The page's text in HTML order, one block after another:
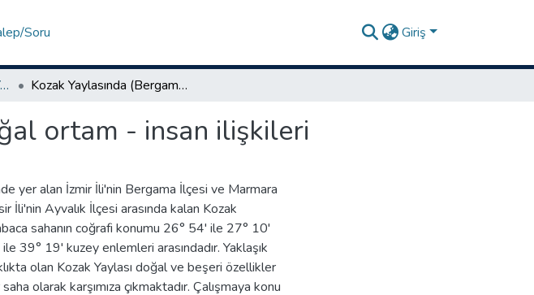
Soru Giriş
Sosyal Bilimler Enstitüsü-Yüksek Lisans Tezleri Kozak Yaylasında (Bergama/İzmir) doğal ortam - insan ilişkileri
ortam - insan ilişkileri
yer alan İzmir İli'nin Bergama İlçesi ve Marmara
İli'nin Ayvalık İlçesi arasında kalan Kozak
sahanın coğrafi konumu 26° 54' ile 27° 10'
39° 19' kuzey enlemleri arasındadır. Yaklaşık
olan Kozak Yaylası doğal ve beşeri özellikler
olarak karşımıza çıkmaktadır. Çalışmaya konu